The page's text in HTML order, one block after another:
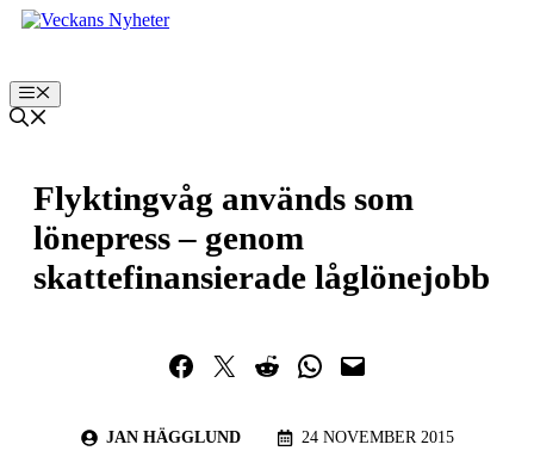
Hoppa
Meny
Flyktingvåg används som
lönepress – genom
skattefinansierade låglönejobb
Dela på Facebook
Dela på TwitterDela på RedditDela i WhatsApp
Maila en länk
JAN HÄGGLUND
24 NOVEMBER 2015